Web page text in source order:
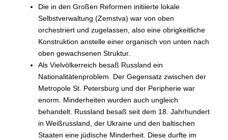
Die in den Großen Reformen initiierte lokale
Selbstverwaltung (Zemstva) war von oben
orchestriert und zugelassen, also eine obrigkeitliche
Konstruktion anstelle einer organisch von unten nach
oben gewachsenen Struktur.
Als Vielvölkerreich besaß Russland ein
Nationalitätenproblem. Der Gegensatz zwischen der
Metropole St. Petersburg und der Peripherie war
enorm. Minderheiten wurden auch ungleich
behandelt. Russland besaß seit dem 18. Jahrhundert
in Weißrussland, der Ukraine und den baltischen
Staaten eine jüdische Minderheit. Diese durfte im